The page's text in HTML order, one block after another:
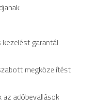
kezelést garantál
megközelítést
az adóbevallások